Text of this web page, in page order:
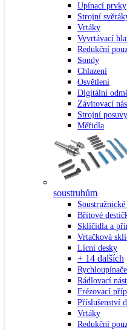
Upínací prvky
Strojní
Vrtáky
Vyvrtávací
Redukční
Sondy
Chlazení
Osvětlení
Digitální
Závitovací
Strojní
Měřidla
soustruhům
Soustružnické
Břitové
Sklíčidla a
Vrtačková
Lícní desky
+ 14 dalších
Rádlovací
Frézovací
Příslušenství
Vrtáky
Redukční